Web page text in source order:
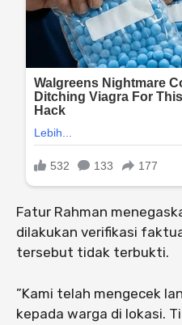
Fatur Rahman
dilakukan verifikasi
tersebut tidak terbukti.
​”Kami telah mengecek
kepada warga di lokasi.